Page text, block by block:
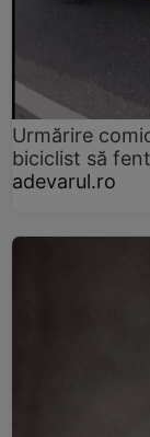
Urmărire
biciclist să
adevarul.ro